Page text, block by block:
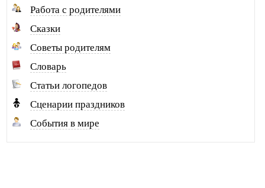
Заинчковская О.Е. г. Иркутск
Зайкова Н.Н. г. Екатеринбург
Замятина Т.Ю. г. Урай
Зиганшина Л.И. Татарстан
Ивлева Т.М. г. Бийск
Калинина Н.Н. г. Пермь
Калинкина Е.Б. г. Иваново
Работа с родителями
Сказки
Советы родителям
Словарь
Статьи логопедов
Сценарии праздников
События в мире